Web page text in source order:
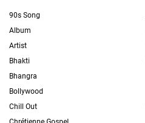
90s Song
Album
Artist
Bhakti
Bhangra
Bollywood
Chill Out